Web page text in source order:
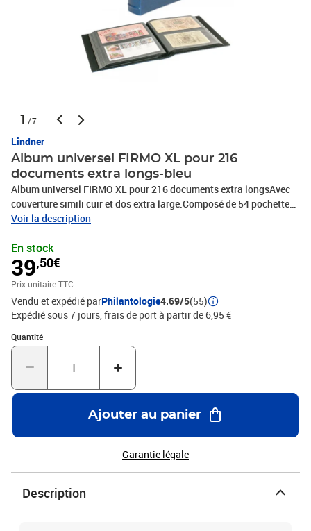
1 /7
Lindner
Album universel FIRMO XL pour 216
documents extra longs-bleu
Album universel FIRMO XL pour 216 documents extra longsAvec
couverture simili cuir et dos extra large.Composé de 54 pochettes
transparentes en plastique PP, utilisables recto-verso qui assurent
documents.Feuillets de séparation noirs..Pour un total de 216
documents de format maximum 245 x 132 mm.Format: 285 x 305
x 75 mm.L’album universel FIRMO XL se distingue par son
élégance en toute sobriété. Il offre beaucoup de place aux billets
de banque, FDC, enveloppes, photos, cartes postales et bien
d’autres documents.
Voir la description
En stock
39,50€
Prix unitaire TTC
Vendu et expédié parPhilantologie4.69/5(55)
Expédié sous 7 jours, frais de port à partir de 6,95 €
Quantité
Quantité : 1
Ajouter au panier
Garantie légale
Description